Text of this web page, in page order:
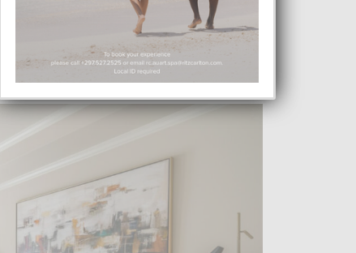
y simplemente reorganisando por haci un sala